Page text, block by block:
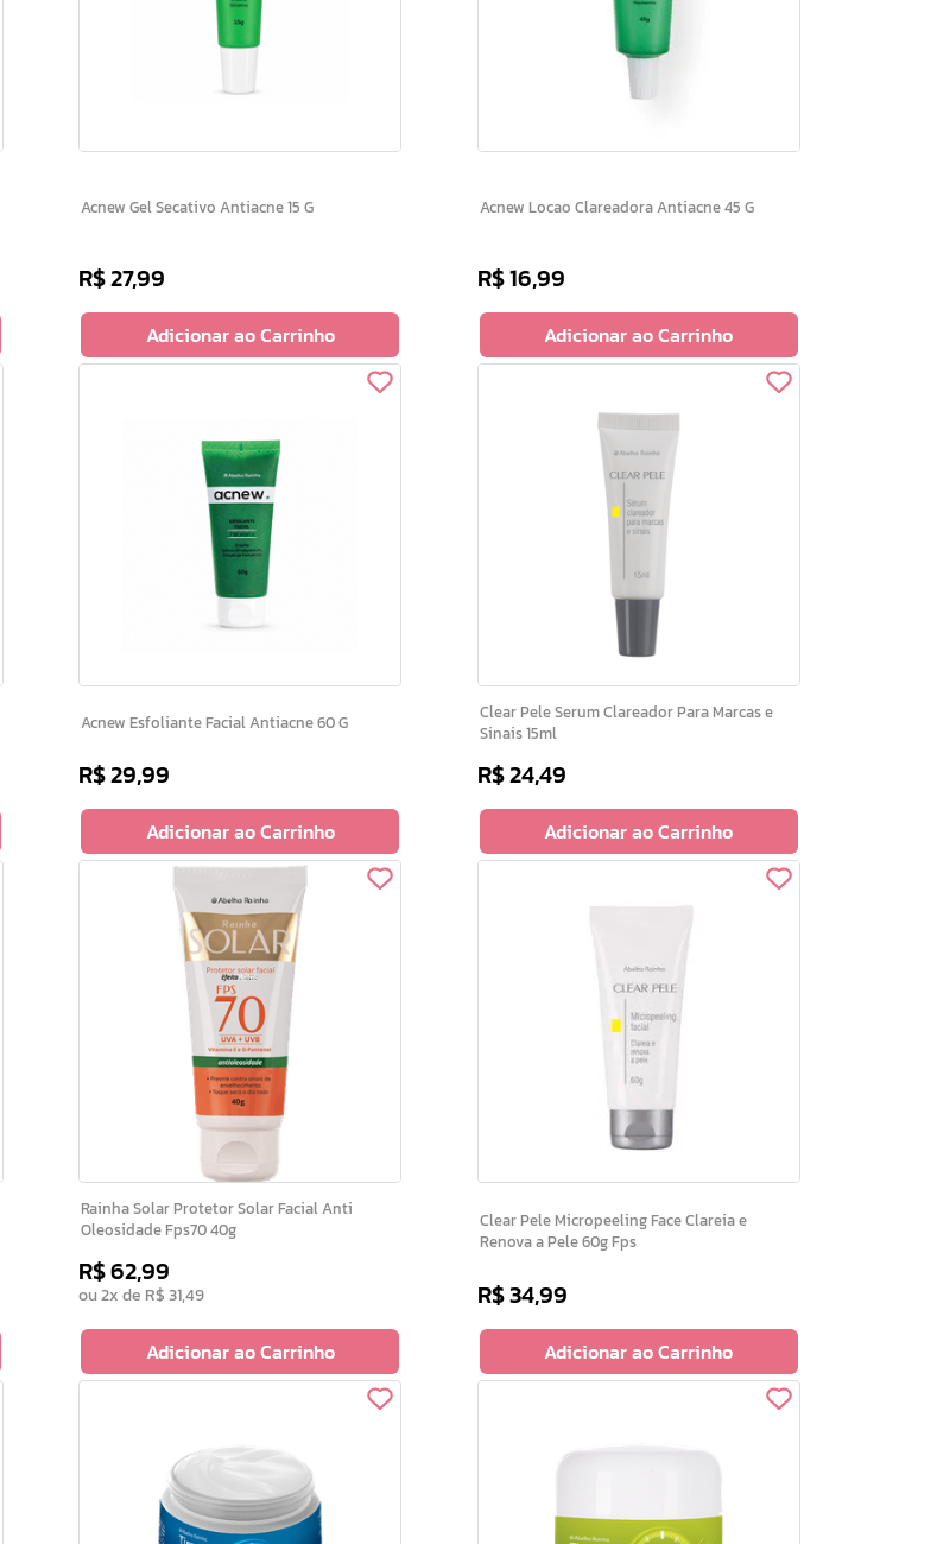
Acnew Gel Secativo Antiacne 15 G
R$27,99
Adicionar ao Carrinho
Acnew Locao Clareadora Antiacne 45 G
R$16,99
Adicionar ao Carrinho
Acnew Esfoliante Facial Antiacne 60 G
R$29,99
Adicionar ao Carrinho
Clear Pele Serum Clareador Para Marcas e
Sinais 15ml
R$24,49
Adicionar ao Carrinho
Rainha Solar Protetor Solar Facial Anti
Oleosidade Fps70 40g
R$62,99
ou2x de R$31,49
Adicionar ao Carrinho
Clear Pele Micropeeling Face Clareia e
Renova a Pele 60g Fps
R$34,99
Adicionar ao Carrinho